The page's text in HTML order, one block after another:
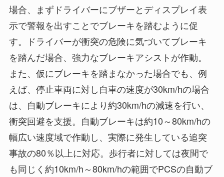
場合、まずドライバーにブザーとディスプレイ表
示で警報を出すことでブレーキを踏むように促
す。ドライバーが衝突の危険に気づいてブレーキ
を踏んだ場合、強力なブレーキアシストが作動。
また、仮にブレーキを踏まなかった場合でも、例
えば、停止車両に対し自車の速度が30km/hの場合
は、自動ブレーキにより約30km/hの減速を行い、
衝突回避を支援。自動ブレーキは約10～80km/hの
幅広い速度域で作動し、実際に発生している追突
事故の80％以上に対応。歩行者に対しては夜間で
も同じく約10km/h～80km/hの範囲でPCSの自動ブ